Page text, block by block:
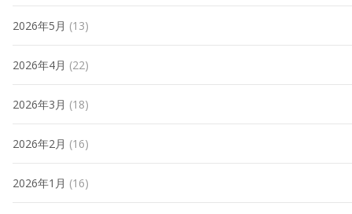
2026年5月 (13)
2026年4月 (22)
2026年3月 (18)
2026年2月 (16)
2026年1月 (16)